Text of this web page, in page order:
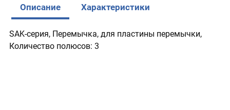
Описание Характеристики
SAK-серия, Перемычка, для пластины перемычки,
Количество полюсов: 3